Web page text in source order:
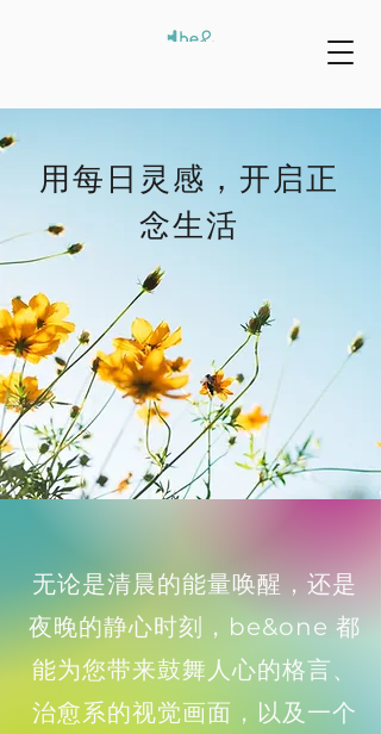
用每日灵感，开启正
念生活
无论是清晨的能量唤醒，还是
夜晚的静心时刻，be&one 都
能为您带来鼓舞人心的格言、
治愈系的视觉画面，以及一个